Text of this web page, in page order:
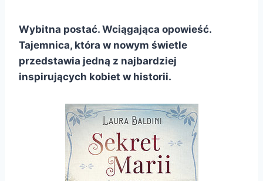
Wybitna postać. Wciągająca opowieść.
Tajemnica, która w nowym świetle
przedstawia jedną z najbardziej
inspirujących kobiet w historii.